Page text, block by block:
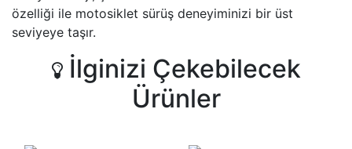
özelliği ile motosiklet sürüş deneyiminizi bir üst
seviyeye taşır.
İlginizi Çekebilecek
Ürünler